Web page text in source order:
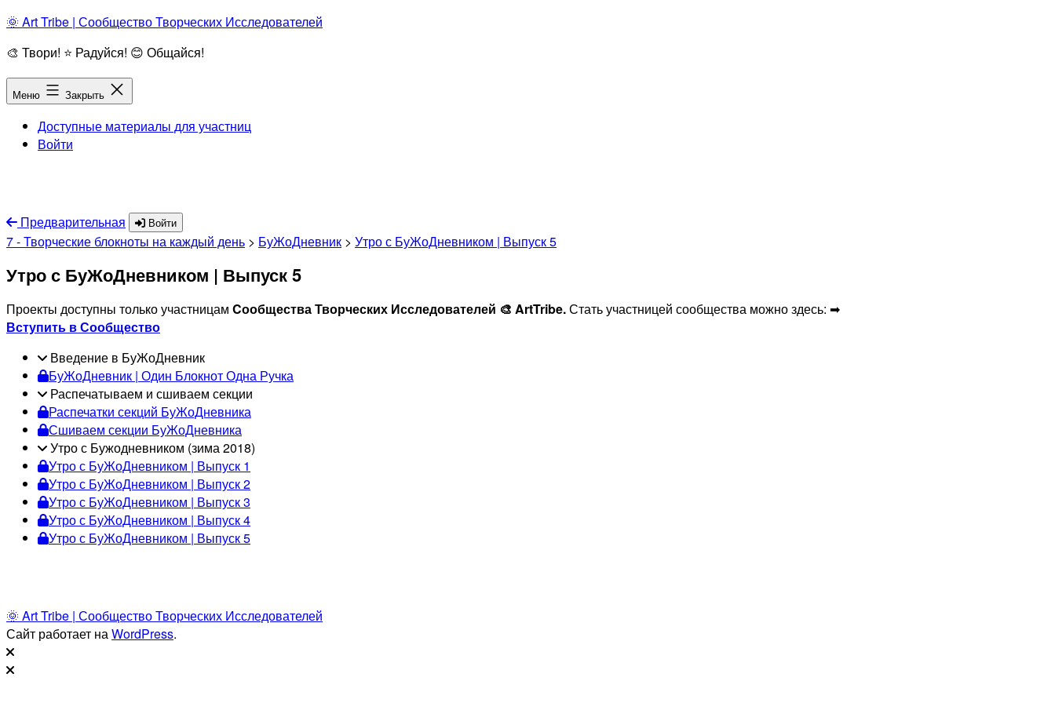
Перейти
содержимому
🌞 Art Tribe | Сообщество Творческих Исследователей
🎨 Твори! ⭐ Радуйся! 😊 Общайся!
Меню Закрыть
Доступные материалы для участниц
Войти
Предварительная Войти
7 - Творческие блокноты на каждый день > БуЖоДневник > Утро с БуЖоДневником | Выпуск 5
Утро с БуЖоДневником | Выпуск 5
Проекты доступны только участницам Cообщества Творческих Исследователей 🎨 ArtTribe.Стать участницей сообщества можно здесь: ➡
Вступить в Сообщество
Введение в БуЖоДневник
БуЖоДневник | Один Блокнот Одна Ручка
Распечатываем и сшиваем секции
Распечатки секций БуЖоДневника
Сшиваем секции БуЖоДневника
Утро с Бужодневником (зима 2018)
Утро с БуЖоДневником | Выпуск 1
Утро с БуЖоДневником | Выпуск 2
Утро с БуЖоДневником | Выпуск 3
Утро с БуЖоДневником | Выпуск 4
Утро с БуЖоДневником | Выпуск 5
🌞 Art Tribe | Сообщество Творческих Исследователей
Сайт работает наWordPress.